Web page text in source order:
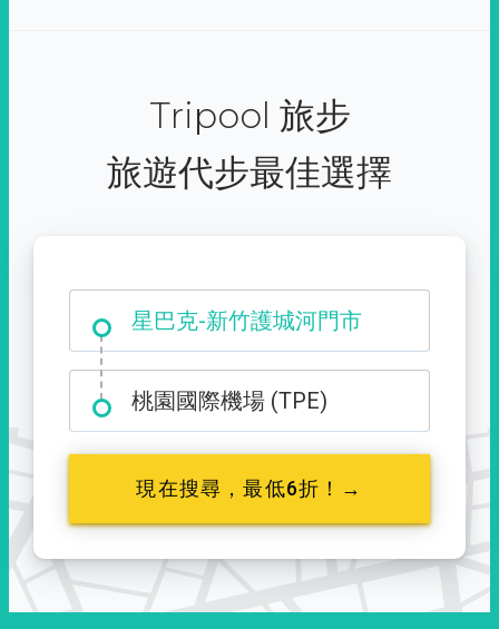
Tripool 旅步
旅遊代步最佳選擇
星巴克-新竹護城河門市
大霸尖山登山口
桃園國際機場 (TPE)
現在搜尋，最低6折！→